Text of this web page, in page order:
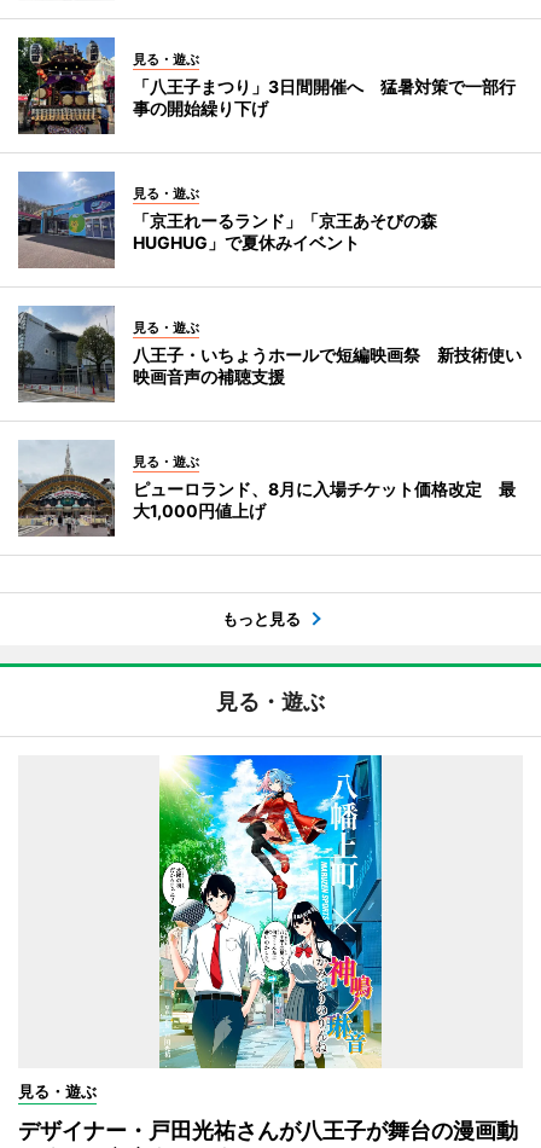
見る・遊ぶ
「八王子まつり」3日間開催へ 猛暑対策で一部行
事の開始繰り下げ
見る・遊ぶ
「京王れーるランド」「京王あそびの森
HUGHUG」で夏休みイベント
見る・遊ぶ
八王子・いちょうホールで短編映画祭 新技術使い
映画音声の補聴支援
見る・遊ぶ
ピューロランド、8月に入場チケット価格改定 最
大1,000円値上げ
もっと見る
見る・遊ぶ
見る・遊ぶ
デザイナー・戸田光祐さんが八王子が舞台の漫画動